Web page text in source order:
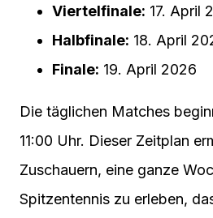
Viertelfinale: 17. April
Halbfinale: 18. April
Finale: 19. April 2026
Die täglichen Matches
11:00 Uhr. Dieser Zeitplan
Zuschauern, eine ganze
Spitzentennis zu erleben,